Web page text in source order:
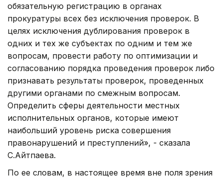
обязательную регистрацию в органах
прокуратуры всех без исключения проверок. В
целях исключения дублирования проверок в
одних и тех же субъектах по одним и тем же
вопросам, провести работу по оптимизации и
согласованию порядка проведения проверок либо
признавать результаты проверок, проведенных
другими органами по смежным вопросам.
Определить сферы деятельности местных
исполнительных органов, которые имеют
наибольший уровень риска совершения
правонарушений и преступлений», - сказала
С.Айтпаева.
По ее словам, в настоящее время вне поля зрения